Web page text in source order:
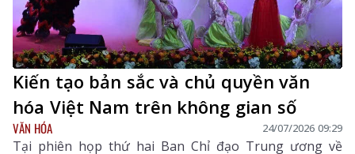
Kiến tạo bản sắc và chủ quyền văn
hóa Việt Nam trên không gian số
VĂN HÓA 24/07/2026 09:29
Tại phiên họp thứ hai Ban Chỉ đạo Trung ương về